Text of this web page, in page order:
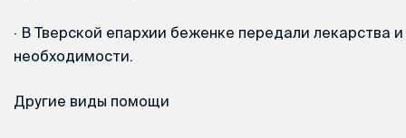
· В Тверской епархии беженке передали лекарства
необходимости.
Другие виды помощи